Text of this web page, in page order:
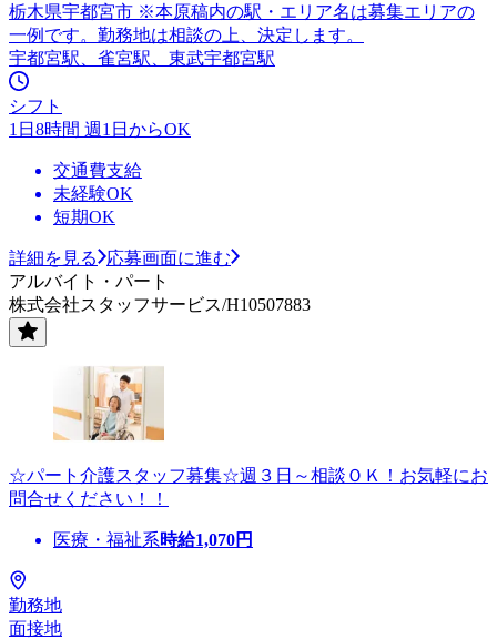
栃木県宇都宮市 ※本原稿内の駅・エリア名は募集エリアの
一例です。勤務地は相談の上、決定します。
宇都宮駅、雀宮駅、東武宇都宮駅
シフト
1日8時間 週1日からOK
交通費支給
未経験OK
短期OK
詳細を見る
応募画面に進む
アルバイト・パート
株式会社スタッフサービス/H10507883
☆パート介護スタッフ募集☆週３日～相談ＯＫ！お気軽にお
問合せください！！
医療・福祉系時給1,070円
勤務地
面接地